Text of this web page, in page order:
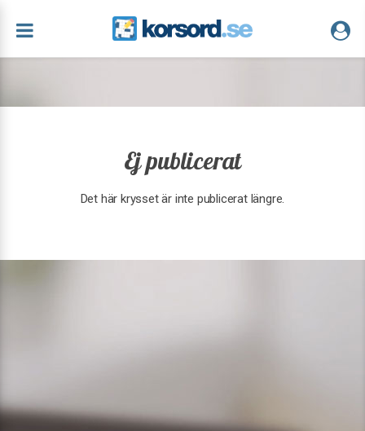
Ej publicerat
Det här krysset är inte publicerat längre.